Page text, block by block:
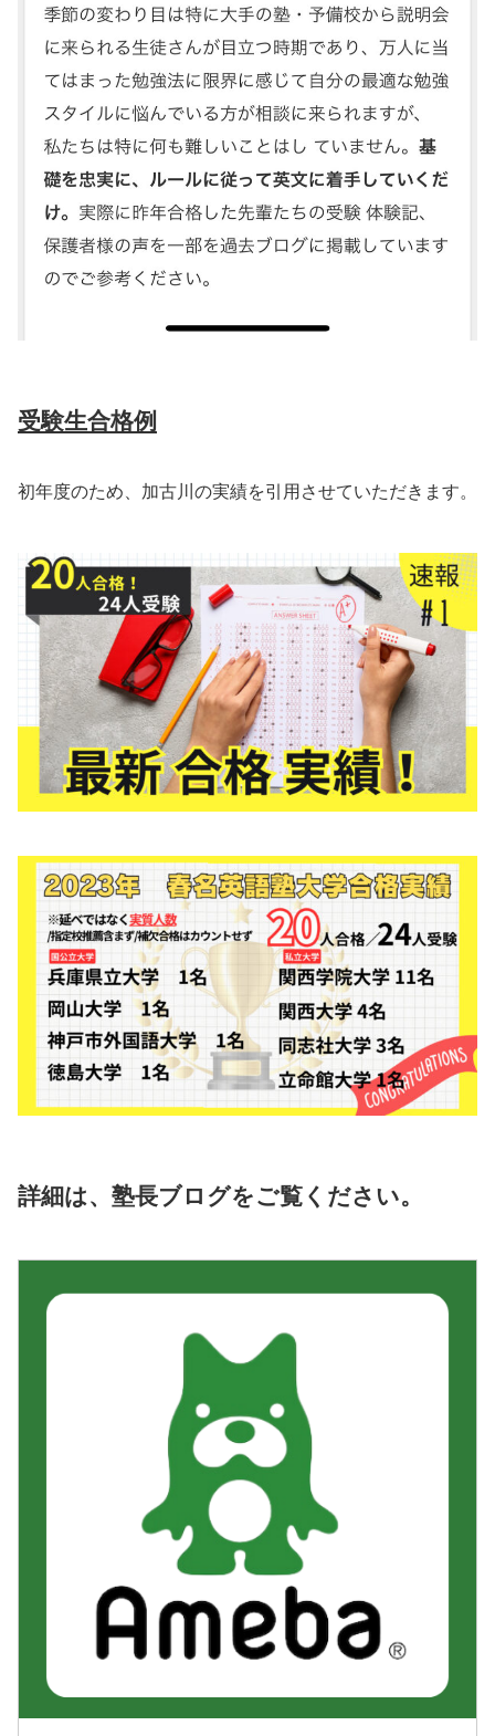
受験生合格例
初年度のため、加古川の実績を引用させていただきます。
詳細は、塾長ブログをご覧ください。